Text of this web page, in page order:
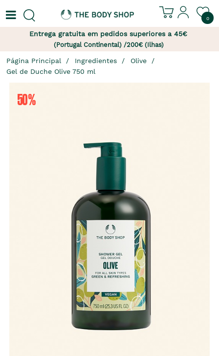
0
Entrega gratuita em pedidos superiores a 45€
(Portugal Continental) /200€ (Ilhas)
Página Principal Ingredientes
Olive
Gel de Duche Olive 750 ml